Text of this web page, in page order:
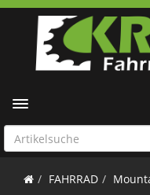
Toggle navigation
FAHRRAD